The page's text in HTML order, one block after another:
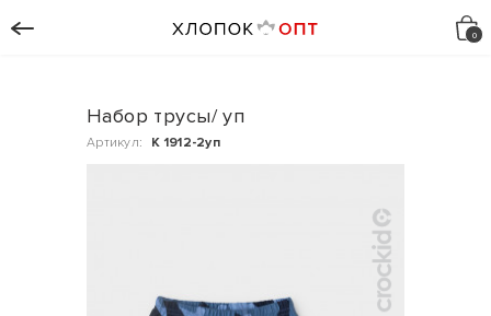
Набор трусы/ уп
Артикул: К 1912-2уп